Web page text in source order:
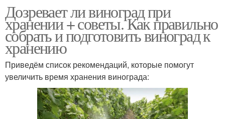
Дозревает ли виноград при
хранении + советы. Как правильно
собрать и подготовить виноград к
хранению
Приведём список рекомендаций, которые помогут
увеличить время хранения винограда: